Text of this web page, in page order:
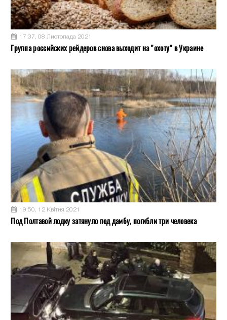
17:37, 08 Листопада 2021
Группа российских рейдеров снова выходит на "охоту" в Украине
19:50, 12 Квітня 2021
Под Полтавой лодку затянуло под дамбу, погибли три человека